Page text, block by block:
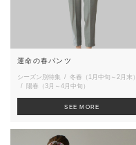
運命の春パンツ
シーズン別特集
冬春（1月中旬～2月末）
陽春（3月～4月中旬）
SEE MORE